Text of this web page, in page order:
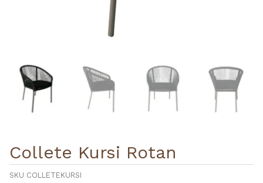
Collete Kursi Rotan
SKU COLLETEKURSI